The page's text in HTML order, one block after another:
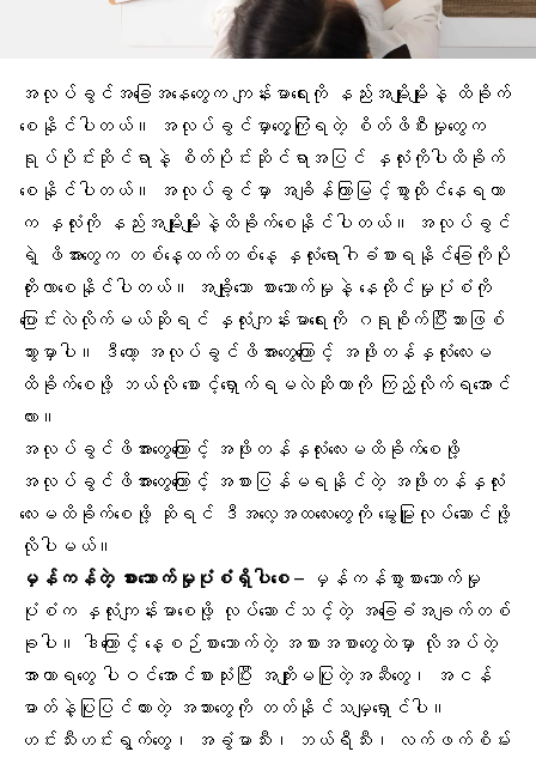
အလုပ်ခွင်အခြေအနေတွေက ကျန်းမာရေးကို နည်းအမျိုးမျိုးနဲ့ ထိခိုက်
စေနိုင်ပါတယ်။ အလုပ်ခွင်မှာတွေ့ကြုံရတဲ့ စိတ်ဖိစီးမှုတွေက
ရုပ်ပိုင်းဆိုင်ရာ နဲ့ စိတ်ပိုင်းဆိုင်ရာအပြင် နှလုံးကိုပါထိခိုက်
စေနိုင်ပါတယ်။ အလုပ်ခွင်မှာ အချိန်ကြာမြင့်စွာထိုင်နေရတာ
က နှလုံးကို နည်းအမျိုးမျိုးနဲ့ထိခိုက်စေနိုင်ပါတယ်။ အလုပ်ခွင်
ရဲ့ ဖိအားတွေက တစ်နေ့ထက်တစ်နေ့ နှလုံးရောဂါခံစားရနိုင်ခြေကိုပို
တိုးလာစေနိုင်ပါတယ်။ အချို့သော စားသောက်မှုနဲ့ နေထိုင်မှုပုံစံကို
ပြောင်းလဲလိုက်မယ်ဆိုရင် နှလုံးကျန်းမာရေးကို ဂရုစိုက်ပြီးသားဖြစ်
သွားမှာပါ။ ဒီတော့ အလုပ်ခွင်ဖိအားတွေကြောင့် အဖိုးတန်နှလုံးလေးမ
ထိခိုက်စေဖို့ ဘယ်လို စောင့်ရှောက်ရမလဲဆိုတာကို ကြည့်လိုက်ရအောင်
လား။
အလုပ်ခွင်ဖိအားတွေကြောင့် အဖိုးတန်နှလုံးလေးမထိခိုက်စေဖို့
အလုပ်ခွင်ဖိအားတွေကြောင့် အစားပြန်မရနိုင်တဲ့ အဖိုးတန်နှလုံး
လေးမထိခိုက်စေဖို့ ဆိုရင် ဒီအလေ့အထလေးတွေကို မွေးမြူလုပ်ဆောင်ဖို့
လိုပါမယ်။
မှန်ကန်တဲ့ စားသောက်မှုပုံစံရှိပါစေ– မှန်ကန်စွာစားသောက်မှု
ပုံစံက နှလုံးကျန်းမာစေဖို့ လုပ်ဆောင်သင့်တဲ့ အခြေခံအချက်တစ်
ခုပါ။ ဒါကြောင့် နေ့စဉ်စားသောက်တဲ့ အစားအစာတွေထဲမှာ လိုအပ်တဲ့
အာဟာရတွေပါဝင်အောင်စားသုံးပြီး အကျိုးမပြုတဲ့အဆီတွေ၊ အငန်
ဓာတ်နဲ့ပြုပြင်ထားတဲ့ အသားတွေကို တတ်နိုင်သမျှရှောင်ပါ။
ဟင်းသီးဟင်းရွက်တွေ၊ အခွံမာသီး၊ ဘယ်ရီသီး၊
လက်ဖက်စိမ်း